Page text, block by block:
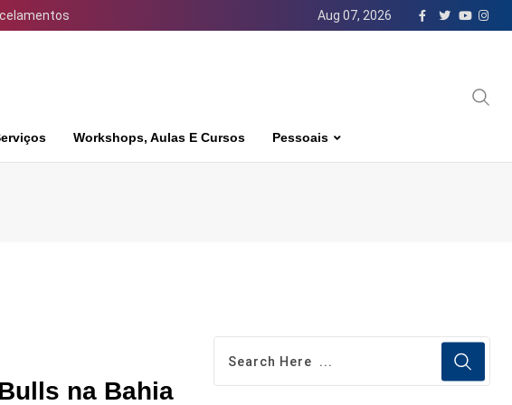
Aug 07, 2026
Workshops, Aulas E Cursos Pessoais
na Bahia